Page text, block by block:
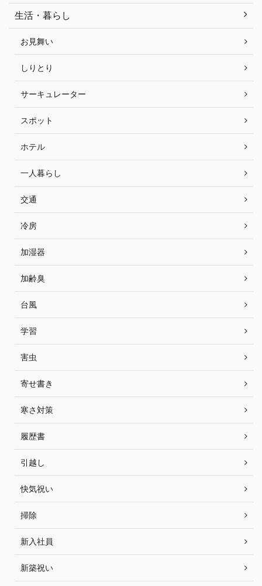
生活・暮らし
お見舞い
しりとり
サーキュレーター
スポット
ホテル
一人暮らし
交通
冷房
加湿器
加齢臭
台風
学習
害虫
寄せ書き
寒さ対策
履歴書
引越し
快気祝い
掃除
新入社員
新築祝い